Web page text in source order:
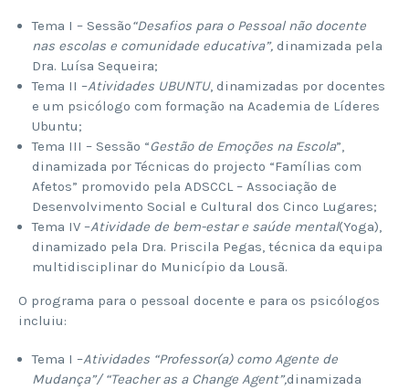
Tema I – Sessão“Desafios para o Pessoal não docente
nas escolas e comunidade educativa”, dinamizada pela
Dra. Luísa Sequeira;
Tema II –Atividades UBUNTU, dinamizadas por docentes
e um psicólogo com formação na Academia de Líderes
Ubuntu;
Tema III – Sessão “Gestão de Emoções na Escola”,
dinamizada por Técnicas do projecto “Famílias com
Afetos” promovido pela ADSCCL – Associação de
Desenvolvimento Social e Cultural dos Cinco Lugares;
Tema IV –Atividade de bem-estar e saúde mental(Yoga),
dinamizado pela Dra. Priscila Pegas, técnica da equipa
multidisciplinar do Município da Lousã.
O programa para o pessoal docente e para os psicólogos
incluiu:
Tema I –Atividades “Professor(a) como Agente de
Mudança”/ “Teacher as a Change Agent”,dinamizada